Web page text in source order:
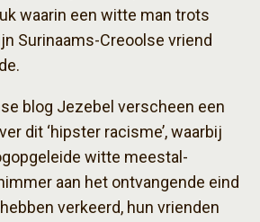
waarin een witte man trots
Surinaams-Creoolse vriend
blog Jezebel verscheen een
dit ‘hipster racisme’, waarbij
witte meestal-
aan het ontvangende eind
verkeerd, hun vrienden